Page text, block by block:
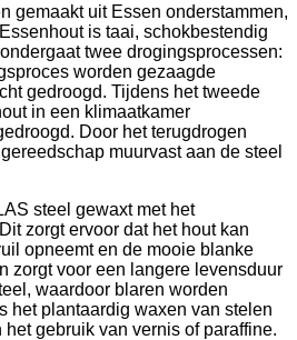
gemaakt uit Essen onderstammen,
is taai, schokbestendig
twee drogingsprocessen:
worden gezaagde
gedroogd. Tijdens het tweede
in een klimaatkamer
Door het terugdrogen
muurvast aan de steel
steel gewaxt met het
zorgt ervoor dat het hout kan
opneemt en de mooie blanke
zorgt voor een langere levensduur
waardoor blaren worden
het plantaardig waxen van stelen
gebruik van vernis of paraffine.